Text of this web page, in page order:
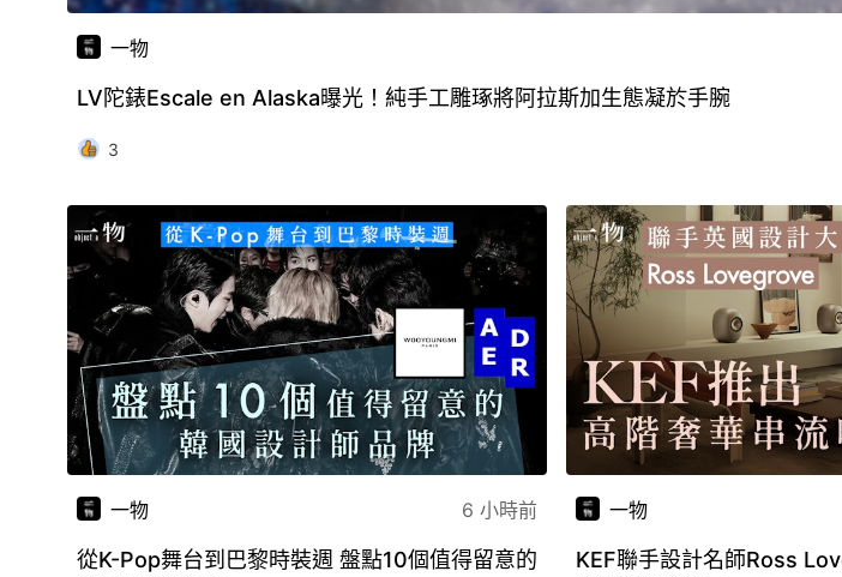
一物
LV陀錶Escale en Alaska曝光！純手工雕琢將阿拉斯加生態凝於手腕
3
一物 6 小時前
從K-Pop舞台到巴黎時裝週 盤點10個值得留意的
一物
KEF聯手設計名師Ross